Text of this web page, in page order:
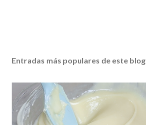
Entradas más populares de este blog